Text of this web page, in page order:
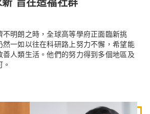
明朗之時，全球高等學府正面臨新挑
一如以往在科研路上努力不懈，希望能
人類生活。他們的努力得到多個地區及